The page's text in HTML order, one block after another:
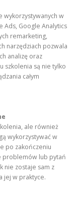
wykorzystywanych w
Ads, Google Analytics
remarketing,
narzędziach pozwala
analizę oraz
szkolenia są nie tylko
całym
ale również
wykorzystywać w
po zakończeniu
problemów lub pytań
nie zostaje sam z
jej w praktyce.